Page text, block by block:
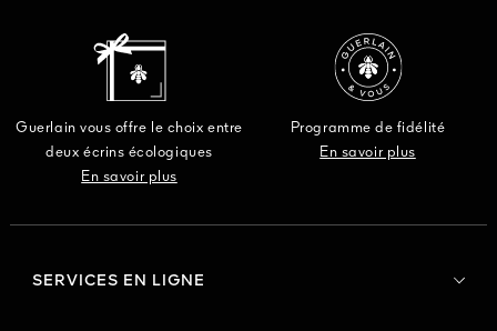
Guerlain vous offre le choix entre
deux écrins écologiques
En savoir plus
Programme de fidélité
En savoir plus
SERVICES EN LIGNE